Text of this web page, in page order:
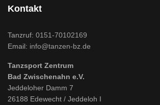
Kontakt
Tanzruf: 0151-70102169
Email: info@tanzen-bz.de
Tanzsport Zentrum
Bad Zwischenahn e.V.
Jeddeloher Damm 7
26188 Edewecht / Jeddeloh I